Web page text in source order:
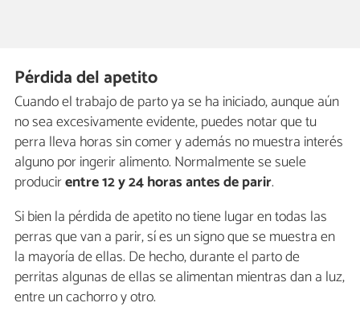
Pérdida del apetito
Cuando el trabajo de parto ya se ha iniciado, aunque aún
no sea excesivamente evidente, puedes notar que tu
perra lleva horas sin comer y además no muestra interés
alguno por ingerir alimento. Normalmente se suele
producirentre 12 y 24 horas antes de parir.
Si bien la pérdida de apetito no tiene lugar en todas las
perras que van a parir, sí es un signo que se muestra en
la mayoría de ellas. De hecho, durante el parto de
perritas algunas de ellas se alimentan mientras dan a luz,
entre un cachorro y otro.